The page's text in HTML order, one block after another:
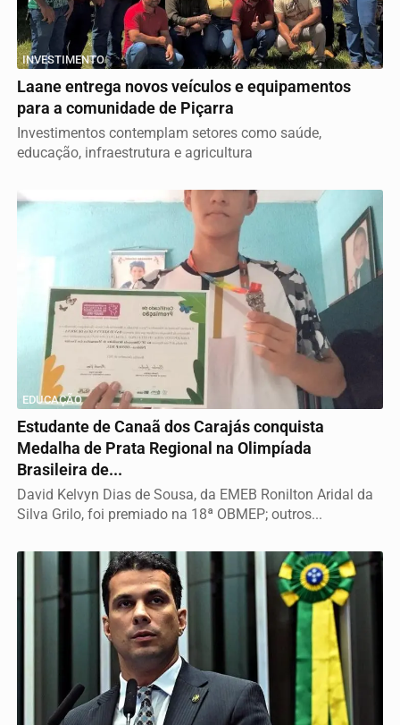
INVESTIMENTO
Laane entrega novos veículos e equipamentos
para a comunidade de Piçarra
Investimentos contemplam setores como saúde,
educação, infraestrutura e agricultura
EDUCAÇÃO
Estudante de Canaã dos Carajás conquista
Medalha de Prata Regional na Olimpíada
Brasileira de...
David Kelvyn Dias de Sousa, da EMEB Ronilton Aridal da
Silva Grilo, foi premiado na 18ª OBMEP; outros...